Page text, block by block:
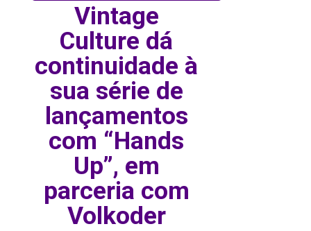
Vintage
Culture dá
continuidade à
sua série de
lançamentos
com “Hands
Up”, em
parceria com
Volkoder